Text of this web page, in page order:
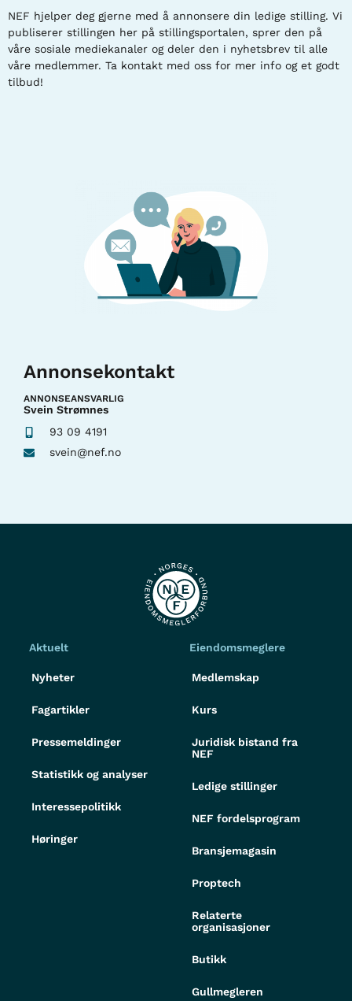
NEF hjelper deg gjerne med å annonsere din ledige stilling. Vi
publiserer stillingen her på stillingsportalen, sprer den på
våre sosiale mediekanaler og deler den i nyhetsbrev til alle
våre medlemmer. Ta kontakt med oss for mer info og et godt
tilbud!
Annonsekontakt
ANNONSEANSVARLIG
Svein Strømnes
93 09 4191
svein@nef.no
Aktuelt
Nyheter
Fagartikler
Pressemeldinger
Statistikk og analyser
Interessepolitikk
Høringer
Eiendomsmeglere
Medlemskap
Kurs
Juridisk bistand fra
NEF
Ledige stillinger
NEF fordelsprogram
Bransjemagasin
Proptech
Relaterte
organisasjoner
Butikk
Gullmegleren